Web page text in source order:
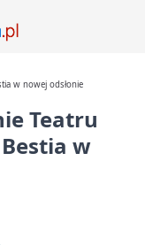
w nowej odsłonie
Teatru
w